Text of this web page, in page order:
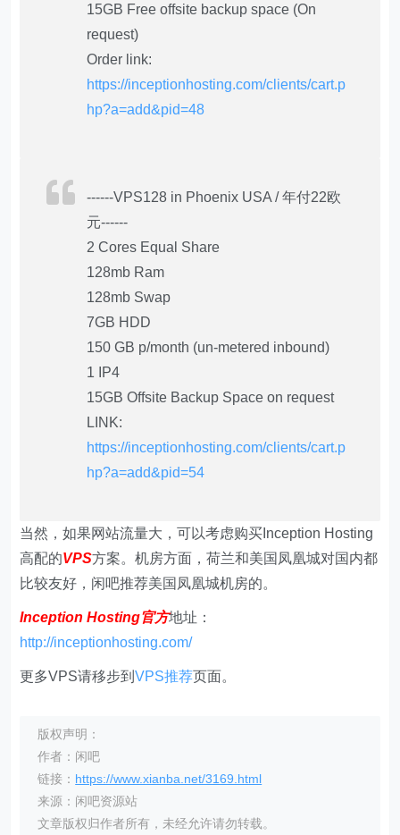
15GB Free offsite backup space (On
request)
Order link:
https://inceptionhosting.com/clients/cart.p
hp?a=add&pid=48
------VPS128 in Phoenix USA / 年付22欧
元------
2 Cores Equal Share
128mb Ram
128mb Swap
7GB HDD
150 GB p/month (un-metered inbound)
1 IP4
15GB Offsite Backup Space on request
LINK:
https://inceptionhosting.com/clients/cart.p
hp?a=add&pid=54
当然，如果网站流量大，可以考虑购买Inception Hosting
高配的VPS方案。机房方面，荷兰和美国凤凰城对国内都
比较友好，闲吧推荐美国凤凰城机房的。
Inception Hosting官方地址：
http://inceptionhosting.com/
更多VPS请移步到VPS推荐页面。
版权声明：
作者：闲吧
链接： https://www.xianba.net/3169.html
来源：闲吧资源站
文章版权归作者所有，未经允许请勿转载。